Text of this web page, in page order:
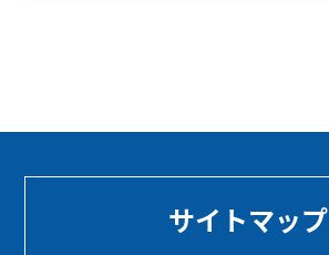
サイトマップ